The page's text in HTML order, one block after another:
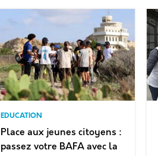
EDUCATION
Place aux jeunes citoyens :
passez votre BAFA avec la